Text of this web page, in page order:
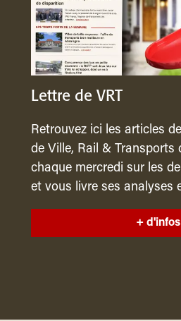
Lettre de VRT
Retrouvez ici les articles
de Ville, Rail & Transports
chaque mercredi sur les
et vous livre ses analyses
+ d'infos